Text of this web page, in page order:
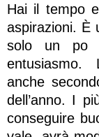
Hai il tempo
aspirazioni. È
solo un po
entusiasmo.
anche
dell’anno. I
conseguire